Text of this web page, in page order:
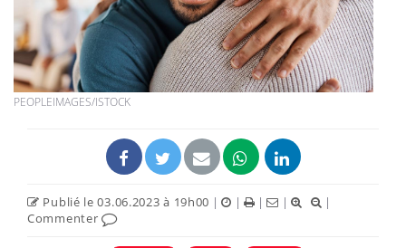
PEOPLEIMAGES/ISTOCK
Publié le 03.06.2023 à 19h00 | | | |
|
Commenter